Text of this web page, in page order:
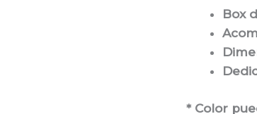
Box
* Color